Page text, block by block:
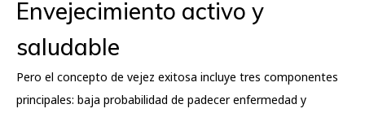
Envejecimiento activo y
saludable
Pero el concepto de vejez exitosa incluye tres componentes
principales: baja probabilidad de padecer enfermedad y